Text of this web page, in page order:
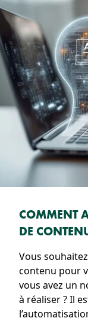
COMMENT
DE
Vous
contenu pour
vous avez un
à réaliser ? Il